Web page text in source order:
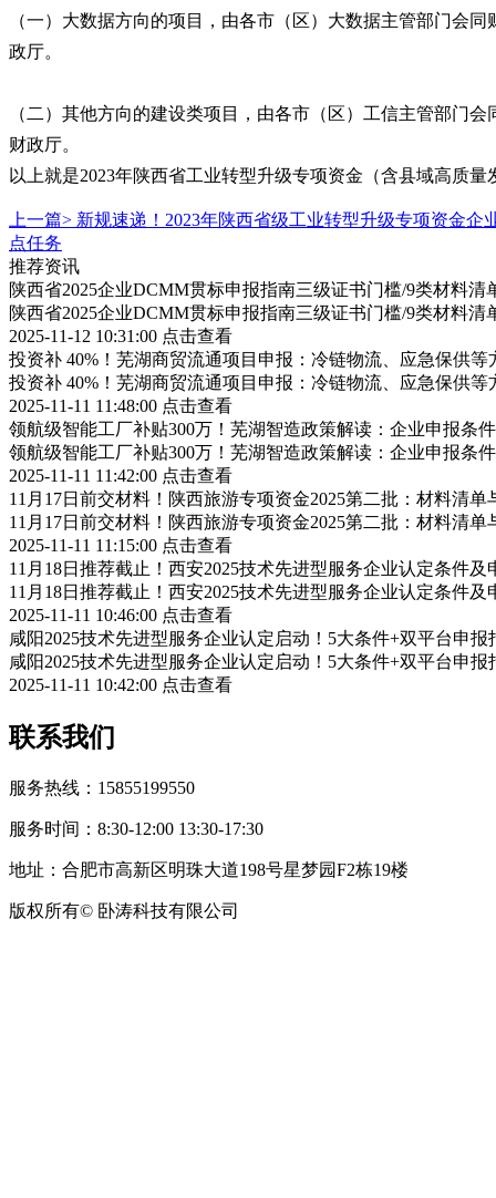
（一）大数据方向的项目，由各市（区）大数据主管部门会
政厅。
（二）其他方向的建设类项目，由各市（区）工信主管部门
财政厅。
以上就是2023年陕西省工业转型升级专项资金（含县域高质
上一篇> 新规速递！2023年陕西省级工业转型升级专项资金
点任务
推荐资讯
陕西省2025企业DCMM贯标申报指南三级证书门槛/9类材料清
陕西省2025企业DCMM贯标申报指南三级证书门槛/9类材料清
2025-11-12 10:31:00 点击查看
投资补 40%！芜湖商贸流通项目申报：冷链物流、应急保供等
投资补 40%！芜湖商贸流通项目申报：冷链物流、应急保供等
2025-11-11 11:48:00 点击查看
领航级智能工厂补贴300万！芜湖智造政策解读：企业申报条
领航级智能工厂补贴300万！芜湖智造政策解读：企业申报条
2025-11-11 11:42:00 点击查看
11月17日前交材料！陕西旅游专项资金2025第二批：材料清单
11月17日前交材料！陕西旅游专项资金2025第二批：材料清单
2025-11-11 11:15:00 点击查看
11月18日推荐截止！西安2025技术先进型服务企业认定条件及
11月18日推荐截止！西安2025技术先进型服务企业认定条件及
2025-11-11 10:46:00 点击查看
咸阳2025技术先进型服务企业认定启动！5大条件+双平台申报
咸阳2025技术先进型服务企业认定启动！5大条件+双平台申报
2025-11-11 10:42:00 点击查看
联系我们
服务热线：15855199550
服务时间：8:30-12:00 13:30-17:30
地址：合肥市高新区明珠大道198号星梦园F2栋19楼
版权所有© 卧涛科技有限公司